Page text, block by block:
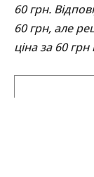
60 грн.
60 грн, але
ціна за 60